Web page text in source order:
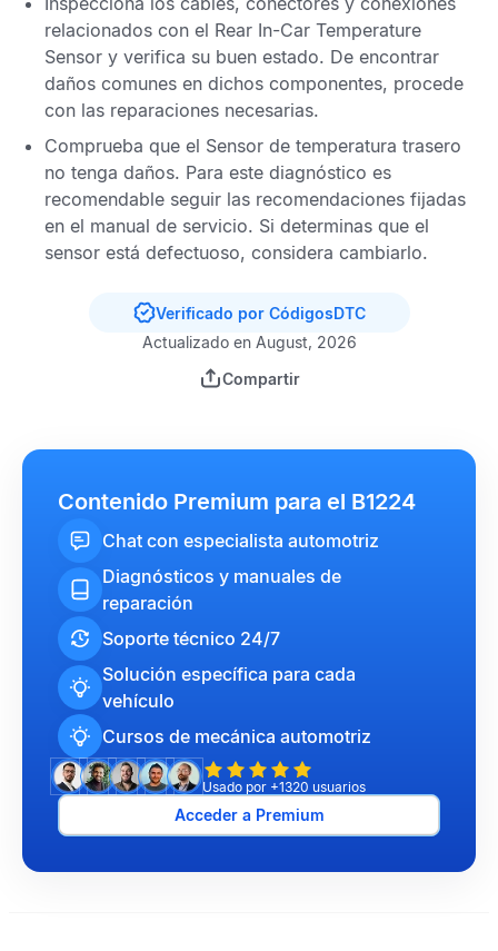
relacionados con el Rear In-Car Temperature
Sensor y verifica su buen estado. De encontrar
daños comunes en dichos componentes, procede
con las reparaciones necesarias.
Comprueba que el Sensor de temperatura trasero
no tenga daños. Para este diagnóstico es
recomendable seguir las recomendaciones fijadas
en el manual de servicio. Si determinas que el
sensor está defectuoso, considera cambiarlo.
Verificado por CódigosDTC
Actualizado en August, 2026
Compartir
Contenido Premium para el B1224
Chat con especialista automotriz
Diagnósticos y manuales de
reparación
Soporte técnico 24/7
Solución específica para cada
vehículo
Cursos de mecánica automotriz
Usado por +1320 usuarios
Acceder a Premium